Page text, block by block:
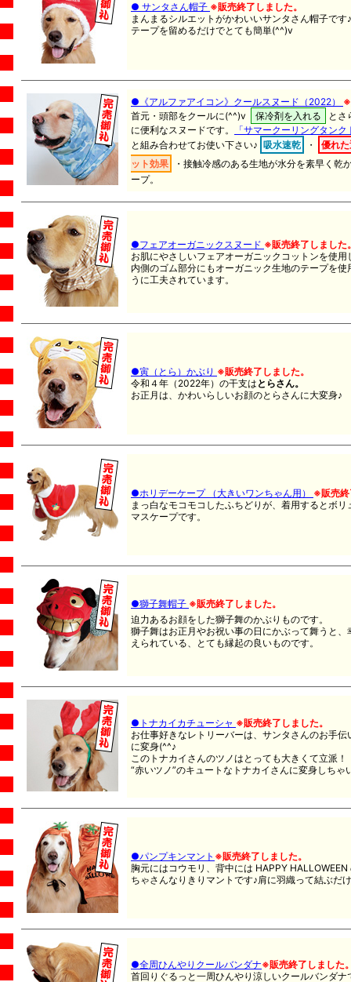
● サンタさん帽子 ※販売終了しました。
まんまるシルエットがかわいいサンタさん帽子で
テープを留めるだけでとても簡単(^^)v
●《アルファアイコン》クールスヌード（2022）
※
首元・頭部をクールに(^^)v
保冷剤を入れる
とさ
に便利なスヌードです。
「サマークーリングタンク
と組み合わせてお使い下さい♪ 吸水速乾 ・
優れ
ット効果
・ 接触冷感のある生地が水分を素早く乾
ープ。
●フェアオーガニックスヌード ※販売終了しました
お肌にやさしいフェアオーガニックコットンを使用
内側のゴム部分にもオーガニック生地のテープを
うに工夫されています。
●寅（とら）かぶり ※販売終了しました。
令和４年（2022年）の干支は とらさん。
お正月は、かわいらしいお顔のとらさんに大変身♪
●ホリデーケープ （大きいワンちゃん用）
※販売終
まっ白なモコモコしたふちどりが、着用するとボ
マスケープです。
●獅子舞帽子 ※販売終了しました。
迫力あるお顔をした獅子舞のかぶりものです。
獅子舞はお正月やお祝い事の日にかぶって舞うと
えられている、とても縁起の良いものです。
●トナカイカチューシャ ※販売終了しました。
お仕事好きなレトリーバーは、サンタさんのお手伝
に変身(^^♪
このトナカイさんのツノはとっても大きくて立派！
“赤いツノ”のキュートなトナカイさんに変身しちゃ
●パンプキンマント ※販売終了しました。
胸元にはコウモリ、背中には HAPPY
ちゃさんなりきりマントです♪肩に羽織って結ぶだ
●全周ひんやりクールバンダナ※販売終了しました
首回りぐるっと一周ひんやり涼しいクールバンダナ